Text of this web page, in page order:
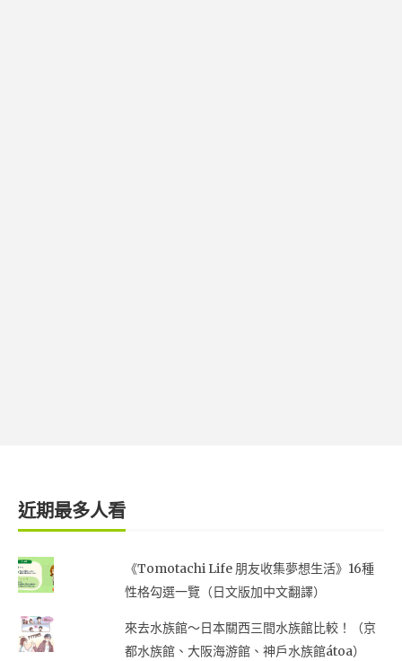
近期最多人看
《Tomotachi Life 朋友收集夢想生活》16種
性格勾選一覽（日文版加中文翻譯）
來去水族館～日本關西三間水族館比較！（京
都水族館、大阪海游館、神戶水族館átoa）